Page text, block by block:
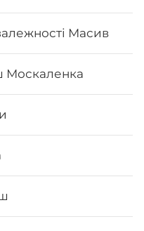
Масив
Москаленка